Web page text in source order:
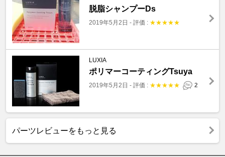
脱脂シャンプーDs
2019年5月2日 - 評価 : ★★★★★
LUXIA
ポリマーコーティングTsuya
2019年5月2日 - 評価 : ★★★★★ 2
パーツレビューをもっと見る